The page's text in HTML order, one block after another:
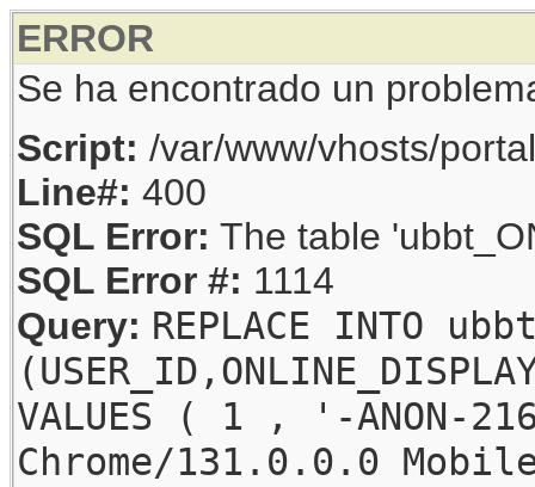
ERROR
Se ha encontrado un
Script: /var/www/vhosts/
Line#: 400
SQL Error: The table
SQL Error #: 1114
Query: REPLACE INTO
VALUES ( 1 , '-
Chrome/131.0.0.0